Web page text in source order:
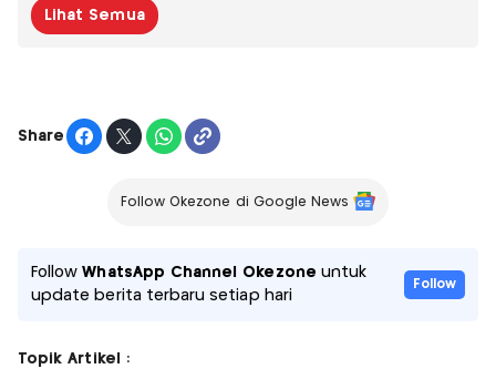
Lihat Semua
Share
Follow Okezone di Google News
FollowWhatsApp Channel Okezone untuk
update berita terbaru setiap hari
Follow
Topik Artikel :